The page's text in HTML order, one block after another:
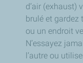
d’air (exhaust)
brulé et gardez
ou un endroit
N’essayez
l’autre ou